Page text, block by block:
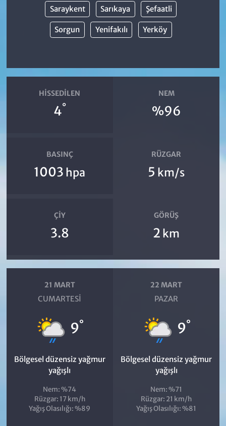
Saraykent Sarıkaya Şefaatli
Sorgun Yenifakılı Yerköy
HISSEDILEN
4°
NEM
%96
BASINÇ
1003 hpa
RÜZGAR
5 km/s
ÇIY
3.8
GÖRÜŞ
2 km
21 MART
CUMARTESI
9°
Bölgesel düzensiz yağmur
yağışlı
Nem: %74
Rüzgar: 17 km/h
Yağış Olasılığı: %89
22 MART
PAZAR
9°
Bölgesel düzensiz yağmur
yağışlı
Nem: %71
Rüzgar: 21 km/h
Yağış Olasılığı: %81